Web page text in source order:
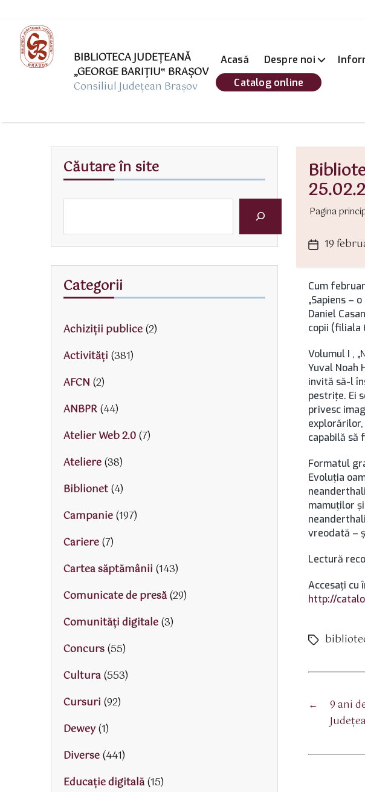
BIBLIOTECA JUDEȚEANĂ
„GEORGE BARIŢIU‟ BRAŞOV
Consiliul Județean Brașov
Acasă Despre noi
Catalog online
Pagina
Dată19
Cum
„Sapiens –
Daniel
copii (filiala
Volumul I ,
Yuval Noah
invită să-l
pestriţe. Ei
privesc
explorărilor,
capabilă să
Formatul
Evoluţia
mamuţilor
vreodată –
Lectură
Accesaţi cu
http://
Etichete
←
9 ani
Căutare în site
Categorii
Achiziții publice(2)
Activităţi (381)
AFCN (2)
ANBPR(44)
Atelier Web 2.0(7)
Ateliere(38)
Biblionet(4)
Campanie(197)
Cariere(7)
Cartea săptămânii (143)
Comunicate de presă(29)
Comunități digitale(3)
Concurs(55)
Cultura(553)
Cursuri (92)
Dewey(1)
Diverse(441)
Educaţie digitală(15)